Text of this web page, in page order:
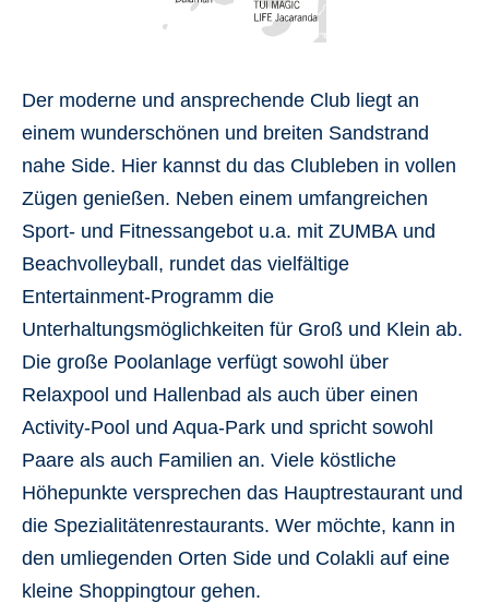
Der moderne und ansprechende Club liegt an
einem wunderschönen und breiten Sandstrand
nahe Side. Hier kannst du das Clubleben in vollen
Zügen genießen. Neben einem umfangreichen
Sport- und Fitnessangebot u.a. mit ZUMBA und
Beachvolleyball, rundet das vielfältige
Entertainment-Programm die
Unterhaltungsmöglichkeiten für Groß und Klein ab.
Die große Poolanlage verfügt sowohl über
Relaxpool und Hallenbad als auch über einen
Activity-Pool und Aqua-Park und spricht sowohl
Paare als auch Familien an. Viele köstliche
Höhepunkte versprechen das Hauptrestaurant und
die Spezialitätenrestaurants. Wer möchte, kann in
den umliegenden Orten Side und Colakli auf eine
kleine Shoppingtour gehen.